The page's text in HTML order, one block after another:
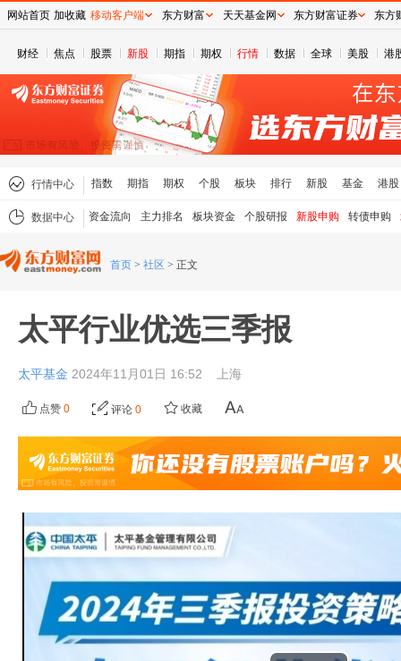
财经 焦点 股票 新股 期指 期权 行情 数据 全球 美股 港
行情中心 指数 期指 期权 个股 板块 排行 新股 基金 港股
数据中心 资金流向 主力排名 板块资金 个股研报 新股申购 转债申购
首页 > 社区 > 正文
太平行业优选三季报
太平基金 2024年11月01日 16:52 上海
点赞 0 评论 0 收藏
网站首页 加收藏 移动客户端 东方财富 天天基金网 东方财富证券 东方